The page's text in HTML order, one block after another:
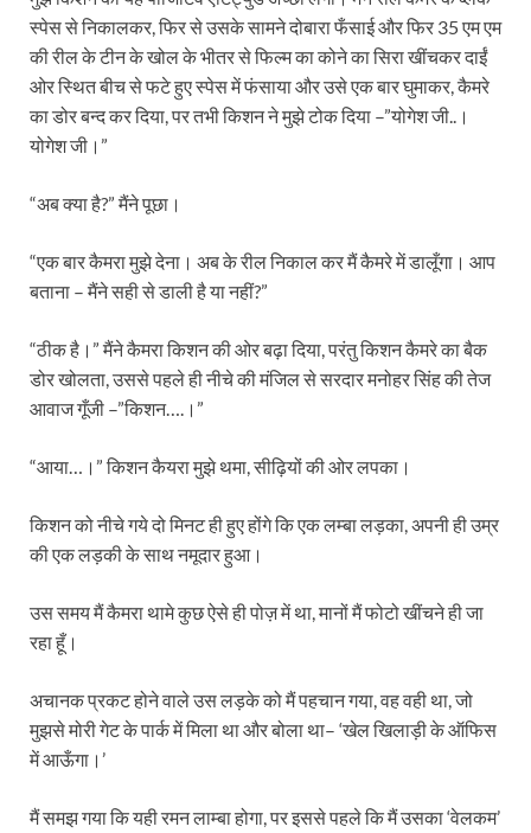
स्पेस से निकालकर, फिर से उसके सामने दोबारा फँसाई और फिर 35 एम एम
की रील के टीन के खोल के भीतर से फिल्म का कोने का सिरा खींचकर दाईं
ओर स्थित बीच से फटे हुए स्पेस में फंसाया और उसे एक बार घुमाकर, कैमरे
का डोर बन्द कर दिया, पर तभी किशन ने मुझे टोक दिया –”योगेश जी..।
योगेश जी।”
“अब क्या है?” मैंने पूछा।
“एक बार कैमरा मुझे देना। अब के रील निकाल कर मैं कैमरे में डालूँगा। आप
बताना – मैंने सही से डाली है या नहीं?”
“ठीक है।” मैंने कैमरा किशन की ओर बढ़ा दिया, परंतु किशन कैमरे का बैक
डोर खोलता, उससे पहले ही नीचे की मंजिल से सरदार मनोहर सिंह की तेज
आवाज गूँजी –”किशन….।”
“आया…।” किशन कैयरा मुझे थमा, सीढ़ियों की ओर लपका।
किशन को नीचे गये दो मिनट ही हुए होंगे कि एक लम्बा लड़का, अपनी ही उम्र
की एक लड़की के साथ नमूदार हुआ।
उस समय मैं कैमरा थामे कुछ ऐसे ही पोज़ में था, मानों मैं फोटो खींचने ही जा
रहा हूँ।
अचानक प्रकट होने वाले उस लड़के को मैं पहचान गया, वह वही था, जो
मुझसे मोरी गेट के पार्क में मिला था और बोला था– ‘खेल खिलाड़ी के ऑफिस
में आऊँगा।’
मैं समझ गया कि यही रमन लाम्बा होगा, पर इससे पहले कि मैं उसका ‘वेलकम’